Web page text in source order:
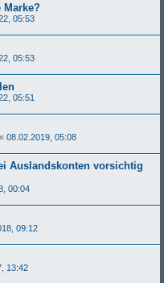
Marke?
05:53
05:53
05:51
« 08.02.2019, 05:08
Auslandskonten vorsichtig
00:04
09:12
13:42